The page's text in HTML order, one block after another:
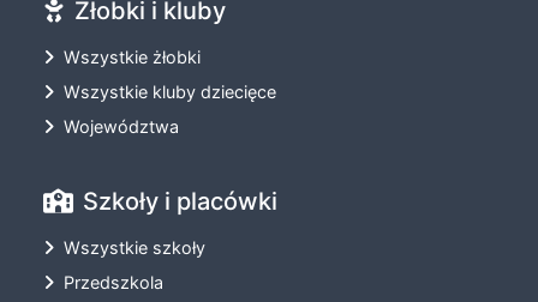
Żłobki i kluby
Wszystkie żłobki
Wszystkie kluby dziecięce
Województwa
Szkoły i placówki
Wszystkie szkoły
Przedszkola